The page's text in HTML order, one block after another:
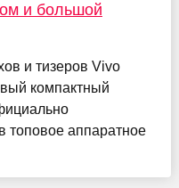
и большой
и тизеров Vivo
компактный
топовое аппаратное